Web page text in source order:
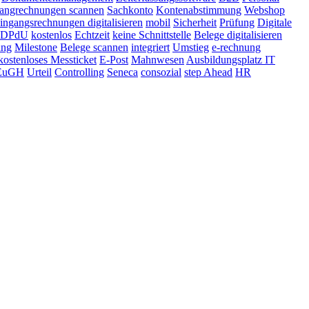
scannen Sachkonto Kontenabstimmung Webshop
digitalisieren mobil Sicherheit Prüfung Digitale
kostenlos Echtzeit keine Schnittstelle Belege digitalisieren
Milestone Belege scannen integriert Umstieg e-rechnung
Messticket E-Post MahnwesenAusbildungsplatz IT
Urteil Controlling Seneca consozial step Ahead HR